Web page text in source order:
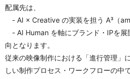
配属先は、
- AI × Creative の実装を担う A³（
- AI Human を軸にブランド・IPを展
向となります。
従来の映像制作における「進行管理」
しい制作プロセス・ワークフローの中